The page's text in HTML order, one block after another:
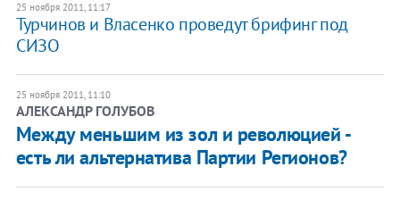
25 ноября 2011, 11:17
​Турчинов и Власенко проведут брифинг под
СИЗО
25 ноября 2011, 11:10
АЛЕКСАНДР ГОЛУБОВ
Между меньшим из зол и революцией -
есть ли альтернатива Партии Регионов?